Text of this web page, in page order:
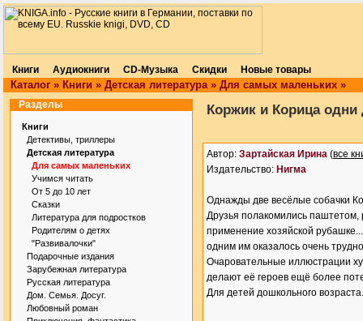
Книги Аудиокниги CD-Музыка Скидки Новые товары
Каталог » Книги » Детская литература» Для самых маленьких »
Разделы
Книги
Детективы, триллеры
Детская литература
Для самых маленьких
Учимся читать
От 5 до 10 лет
Сказки
Литература для подростков
Родителям о детях
"Развивалочки"
Подарочные издания
Зарубежная литература
Русская литература
Дом. Семья. Досуг.
Любовный роман
Коржик и Корица одни
Автор: Зартайская Ирина (все
Издательство: Нигма
Однажды две весёлые собачки
Друзья полакомились
применение хозяйской
одним им оказалось очень
Очаровательные иллюстрации
делают её героев ещё более
Для детей дошкольного возраста.